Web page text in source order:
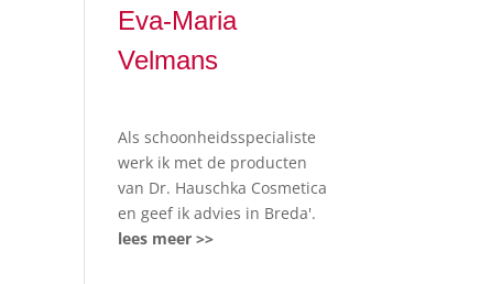
Eva-Maria
Velmans
Als schoonheidsspecialiste
werk ik met de producten
van Dr. Hauschka Cosmetica
en geef ik advies in Breda'.
lees meer >>